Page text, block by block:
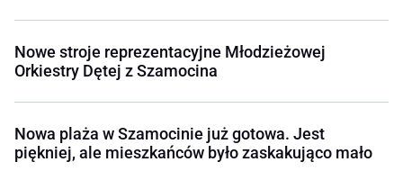
Nowe stroje reprezentacyjne Młodzieżowej
Orkiestry Dętej z Szamocina
Nowa plaża w Szamocinie już gotowa. Jest
piękniej, ale mieszkańców było zaskakująco mało